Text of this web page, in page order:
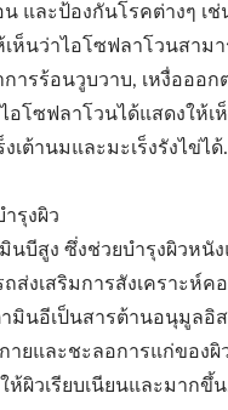
และป้องกันโรคต่างๆ เช่
ห็นว่าไอโซฟลาโวนสาม
ารร้อนวูบวาบ, เหงื่อออ
อโซฟลาโวนได้แสดงให้
เต้านมและมะเร็งรังไข่ได้.
รุงผิว
นบีสูง ซึ่งช่วยบำรุงผิวหนั
ส่งเสริมการสังเคราะห์ค
มินอีเป็นสารต้านอนุมูลอิ
ายและชะลอการแก่ของผิ
ห้ผิวเรียบเนียนและมากขึ้น